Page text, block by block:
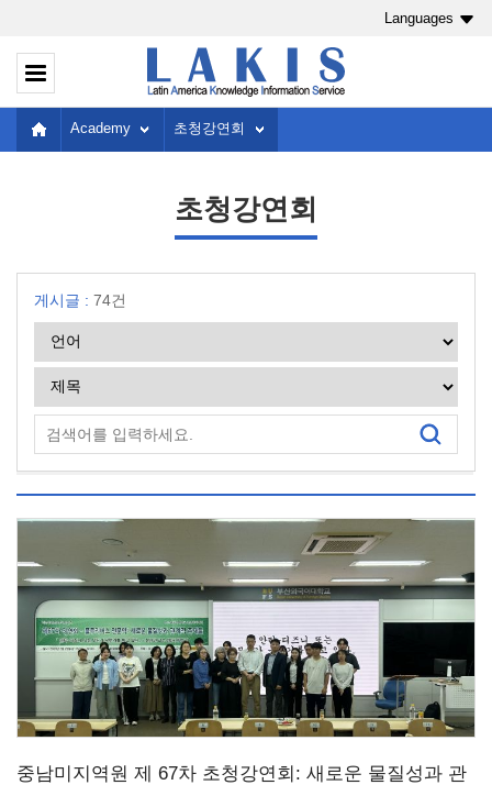
Languages
Academy 초청강연회
초청강연회
게시글 : 74건
중남미지역원 제 67차 초청강연회: 새로운 물질성과 관